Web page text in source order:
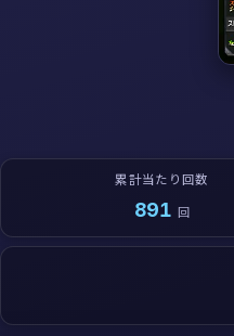
累計当たり回数
891 回